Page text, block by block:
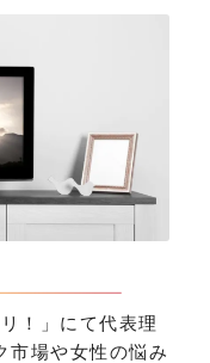
！」にて代表理
市場や女性の悩み